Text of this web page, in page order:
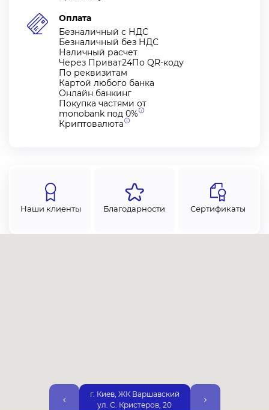
Оплата
Безналичный с НДС
Безналичный без НДС
Наличный расчет
Через Приват24По QR-коду
По реквизитам
Картой любого банка
Онлайн банкинг
Покупка частями от
monobank под 0%
Криптовалюта
Наши клиенты Благодарности Сертификаты
г. Киев, ЖК Варшавский
ул. С. Кристеров, 20
Набережная, 25А,